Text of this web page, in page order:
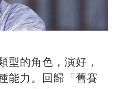
型的角色，演好，
能力。回歸「舊賽